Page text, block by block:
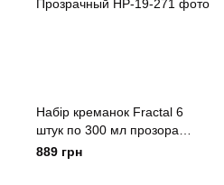
Набір креманок Fractal 6
штук по 300 мл прозора
креманка для десертів
889 грн